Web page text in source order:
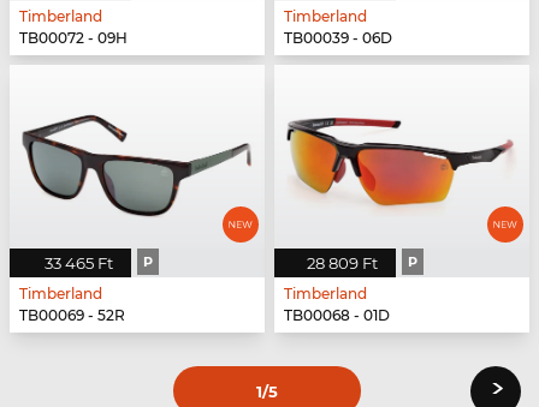
Timberland
TB00072 - 09H
Timberland
TB00039 - 06D
33 465 Ft P
Timberland
TB00069 - 52R
28 809 Ft P
Timberland
TB00068 - 01D
1/5 ›